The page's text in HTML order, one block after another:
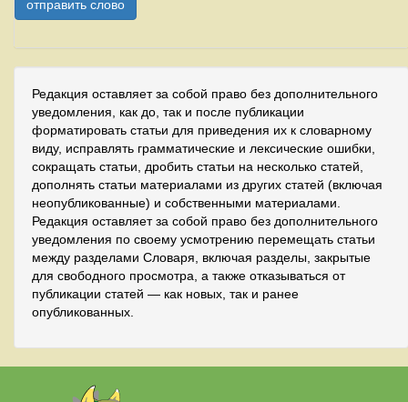
Редакция оставляет за собой право без дополнительного
уведомления, как до, так и после публикации
форматировать статьи для приведения их к словарному
виду, исправлять грамматические и лексические ошибки,
сокращать статьи, дробить статьи на несколько статей,
дополнять статьи материалами из других статей (включая
неопубликованные) и собственными материалами.
Редакция оставляет за собой право без дополнительного
уведомления по своему усмотрению перемещать статьи
между разделами Словаря, включая разделы, закрытые
для свободного просмотра, а также отказываться от
публикации статей — как новых, так и ранее
опубликованных.